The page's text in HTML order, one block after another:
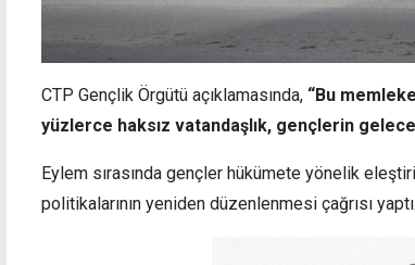
CTP Gençlik Örgütü açıklamasında, “Bu
yüzlerce haksız vatandaşlık, gençlerin
Eylem sırasında gençler hükümete yönelik
politikalarının yeniden düzenlenmesi çağrısı yaptı.